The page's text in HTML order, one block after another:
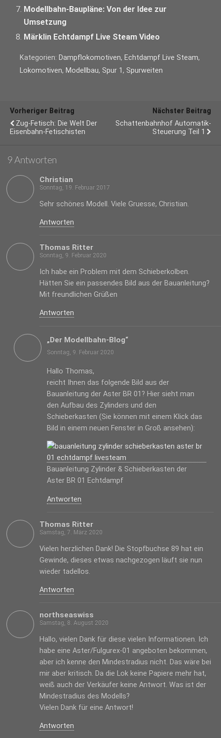
Modellbahn-Baupläne: Von der Idee zur
Umsetzung
Märklin Echtdampf Live Steam Video
Kategorien: Dampflokomotiven, Echtdampf Live Steam,
Lokomotiven, Modellbau, Spur 1, Spurweiten
Vorheriger Beitrag
Zug-Fetisch: Die Welt Der
Eisenbahn-Fetischisten
Nächster Beitrag
Schattenbahnhof Automatik-
Steuerung Teil 1
9 Antworten
Christian
Sonntag, 19. Februar 2017
Sehr schönes Modell. Viele Gruesse, Christian.
Antworten
Thomas Ritter
Sonntag, 9. Februar 2020
Ich habe ein Problem mit dem Schieberkolben.
Hätten Sie ein passendes Bild aus der Bauanleitung?
Mit freundlichen Grüßen
Antworten
„Der Modellbahn-Blog“
Sonntag, 9. Februar 2020
Hallo Thomas,
reicht Ihnen das folgende Bild aus der
Bauanleitung der Aster BR 01? Hier sieht man
den Aufbau des Zylinders und den
Schieberkasten (Sie können mit einem Klick das
Bild in einem neuen Fenster in Groß ansehen):
Bauanleitung Zylinder & Schieberkasten der
Aster BR 01 Echtdampf
Antworten
Thomas Ritter
Samstag, 7. März 2020
Vielen herzlichen Dank! Die Stopfbuchse 89 hat ein
Gewinde, dieses etwas nachgezogen läuft sie nun
wieder tadellos.
Antworten
northseaswiss
Samstag, 8. August 2020
Hallo, vielen Dank für diese vielen Informationen. Ich
habe eine Aster/Fulgurex-01 angeboten bekommen,
aber ich kenne den Mindestradius nicht. Das wäre bei
mir aber kritisch. Da die Lok keine Papiere mehr hat,
weiß auch der Verkäufer keine Antwort. Was ist der
Mindestradius des Modells?
Vielen Dank für eine Antwort!
Antworten